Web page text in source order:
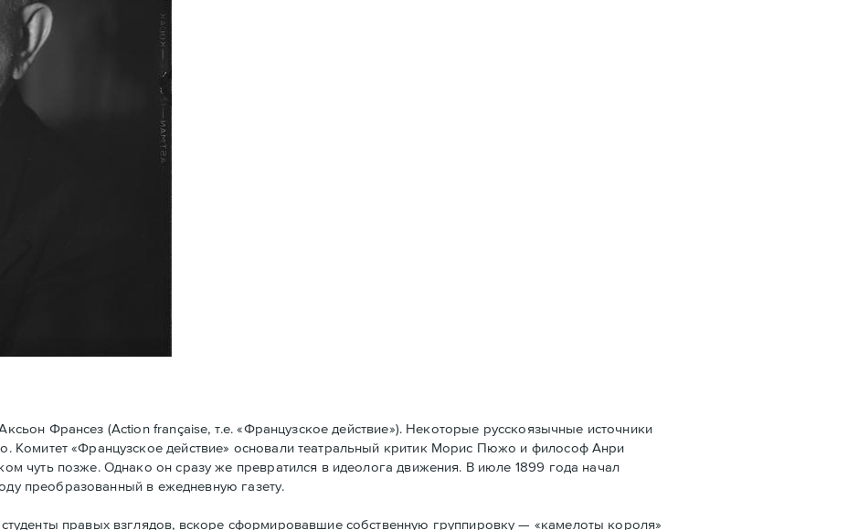
Франсез (Action française, т.е. «Французское действие»). Некоторые русскоязычные источники
Комитет «Французское действие» основали театральный критик Морис Пюжо и философ Анри
чуть позже. Однако он сразу же превратился в идеолога движения. В июле 1899 года начал
преобразованный в ежедневную газету.
правых взглядов, вскоре сформировавшие собственную группировку — «камелоты короля»